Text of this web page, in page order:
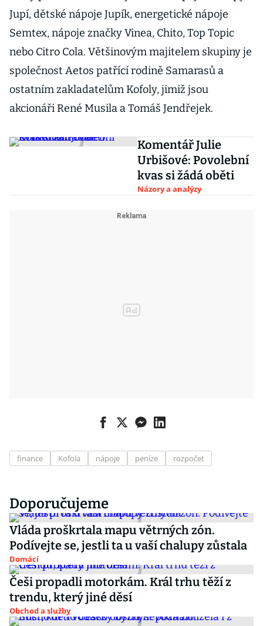
Jupí, dětské nápoje Jupík, energetické nápoje
Semtex, nápoje značky Vinea, Chito, Top Topic
nebo Citro Cola. Většinovým majitelem skupiny je
společnost Aetos patřící rodině Samarasů a
ostatním zakladatelům Kofoly, jimiž jsou
akcionáři René Musila a Tomáš Jendřejek.
Komentář Julie
Urbišové: Povolební
kvas si žádá oběti
Názory a analýzy
finance Kofola nápoje peníze rozpočet
Doporučujeme
Vláda proškrtala mapu větrných zón.
Podívejte se, jestli ta u vaší chalupy zůstala
Domácí
Češi propadli motorkám. Král trhu těží z
trendu, který jiné děsí
Obchod a služby